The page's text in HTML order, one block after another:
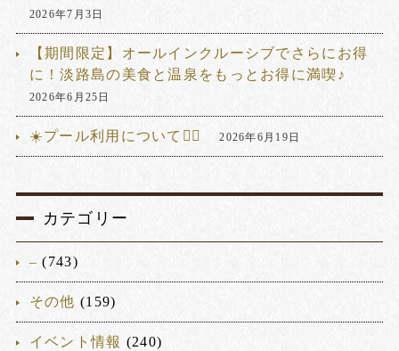
2026年7月3日
【期間限定】オールインクルーシブでさらにお得
に！淡路島の美食と温泉をもっとお得に満喫♪
2026年6月25日
☀️プール利用について🏊‍♂️ 2026年6月19日
カテゴリー
– (743)
その他 (159)
イベント情報 (240)